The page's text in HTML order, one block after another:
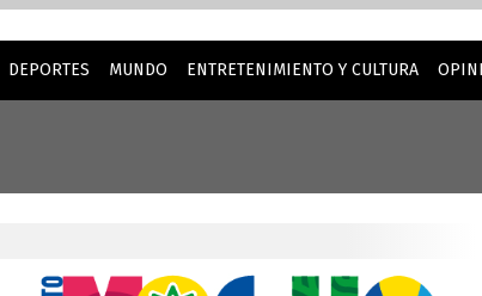
nuestro sitio web. Al continuar usando este
DEPORTES MUNDO ENTRETENIMIENTO Y CULTURA